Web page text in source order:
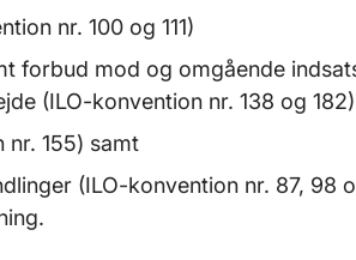
nr. 100 og 111)
forbud mod og omgående
(ILO-konvention nr. 138 og 182)
nr. 155) samt
(ILO-konvention nr. 87, 98